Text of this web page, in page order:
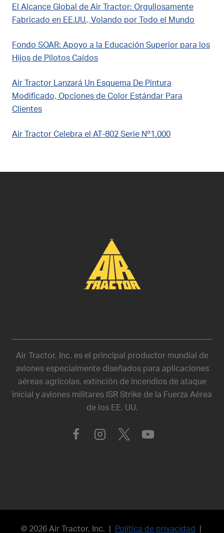
El Alcance Global de Air Tractor: Orgullosamente
Fabricado en EE.UU., Volando por Todo el Mundo
Fondo SOAR: Apoyo a la Educación Superior para los
Hijos de Pilotos Caídos
Air Tractor Lanzará Un Esquema De Pintura
Modificado, Opciones de Color Estándar Para
Clientes
Air Tractor Celebra el AT-802 Serie Nº1.000
Air Tractor, Inc. es el principal productor mundial de
aviones especialmente diseñados para aplicaciones
aéreas agrícolas, extinción de incendios de ataque
inicial y aviones militares ISR Strike de la Fuerza Aérea
de los EE. UU.
© 2026 Air Tractor, Inc. | Política de privacidad